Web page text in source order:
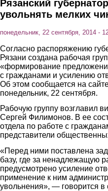
Рязанский
увольнять мелких
понедельник, 22 сентября, 2014 -
Согласно распоряжению
Рязани создана рабочая
«формирование
с гражданами и усилению
Об этом сообщается на
понедельник, 22 сентября.
Рабочую группу возглавил
Сергей Филимонов. В ее
отдела по работе с
представители
«Перед ними поставлена
базу, где за ненадлежащую
предусмотрено усиление
применение к ним
увольнения», — говорится